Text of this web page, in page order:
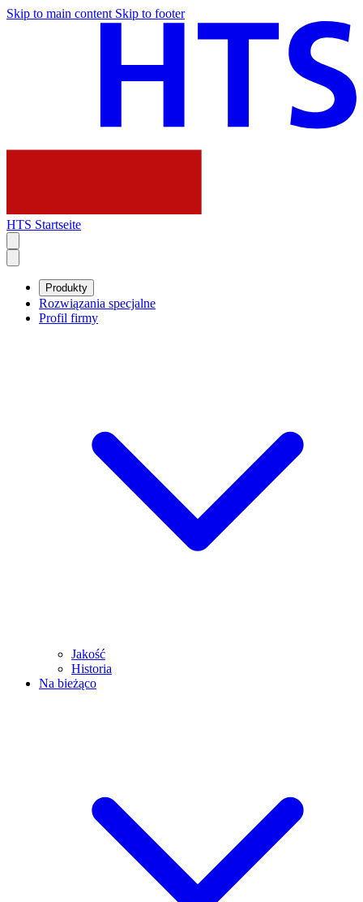
Skip to main content Skip to footer
HTS Startseite
Produkty
Rozwiązania specjalne
Profil firmy
Jakość
Historia
Na bieżąco